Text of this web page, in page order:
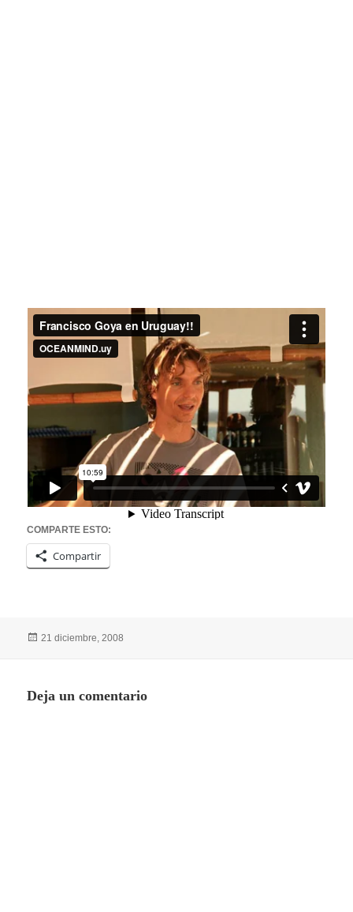
COMPARTE ESTO:
Compartir
Publicado
21 diciembre, 2008
Deja un comentario